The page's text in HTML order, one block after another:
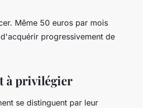
Même 50 euros par mois
progressivement de
à privilégier
se distinguent par leur